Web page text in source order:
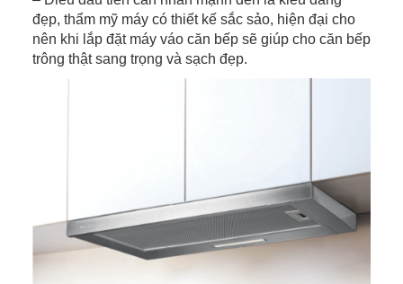
đẹp, thẩm mỹ máy có thiết kế sắc sảo, hiện đại cho
nên khi lắp đặt máy váo căn bếp sẽ giúp cho căn bếp
trông thật sang trọng và sạch đẹp.